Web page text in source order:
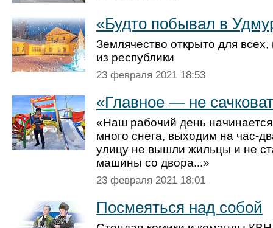
«Будто побывал в
Землячество открыто для всех,
из республики
23 февраля 2021 18:53
«Главное — не
«Наш рабочий день начинается
много снега, выходим на час-
улицу не вышли жильцы и не
машины со двора...»
23 февраля 2021 18:01
Посмеяться над собой